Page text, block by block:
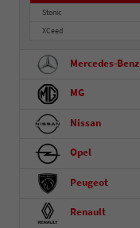
Stonic
XCeed
Mercedes-Benz
MG
Nissan
Opel
Peugeot
Renault